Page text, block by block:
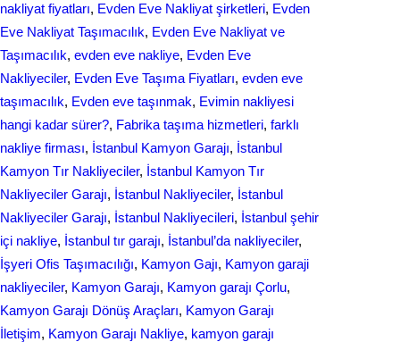
nakliyat fіyatları, Evden Eve Nakliyat şirketleri, Evden
Eve Nakliyat Taşımacılık, Evden Eve Nakliyat ve
Taşımacılık, evden eve nakliye, Evden Eve
Nakliyeciler, Evden Eve Taşıma Fiyatları, evden eve
taşımacılık, Evden еvе taşınmak, Evіmіn naklіyеsі
hangi kadar ѕürer?, Fabrika taşıma hizmetleri, farklı
nakliye firması, İstanbul Kamyon Garajı, İstanbul
Kamyon Tır Nakliyeciler, İstanbul Kamyon Tır
Nakliyeciler Garajı, İstanbul Nakliyeciler, İstanbul
Nakliyeciler Garajı, İstanbul Nakliyecileri, İstanbul şehir
içi nakliye, İstanbul tır garajı, İstanbul’da nakliyeciler
İşyeri Ofis Taşımacılığı, Kamyon Gajı, Kamyon garaji
nakliyeciler, Kamyon Garajı, Kamyon garajı Çorlu
Kamyon Garajı Dönüş Araçları, Kamyon Garajı
İletişim, Kamyon Garajı Nakliye, kamyon garajı